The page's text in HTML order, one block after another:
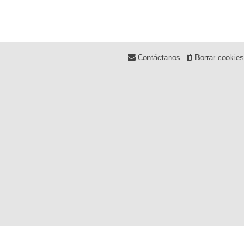
Borrar cookies
Contáctanos